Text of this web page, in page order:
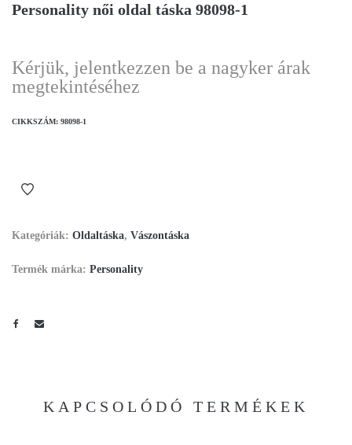
Personality női oldal táska 98098-1
Kérjük, jelentkezzen be a nagyker árak
megtekintéséhez
CIKKSZÁM: 98098-1
Kategóriák: Oldaltáska, Vászontáska
Termék márka: Personality
KAPCSOLÓDÓ TERMÉKEK